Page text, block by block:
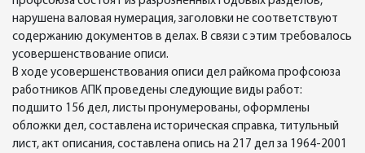
нарушена валовая нумерация, заголовки не соответствуют
содержанию документов в делах. В связи с этим требовалось
усовершенствование описи.
В ходе усовершенствования описи дел райкома профсоюза
работников АПК проведены следующие виды работ:
подшито 156 дел, листы пронумерованы, оформлены
обложки дел, составлена историческая справка, титульный
лист, акт описания, составлена опись на 217 дел за 1964-2001